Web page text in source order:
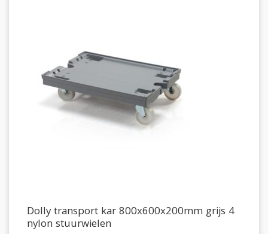
Dolly transport kar 800x600x200mm grijs 4
nylon stuurwielen